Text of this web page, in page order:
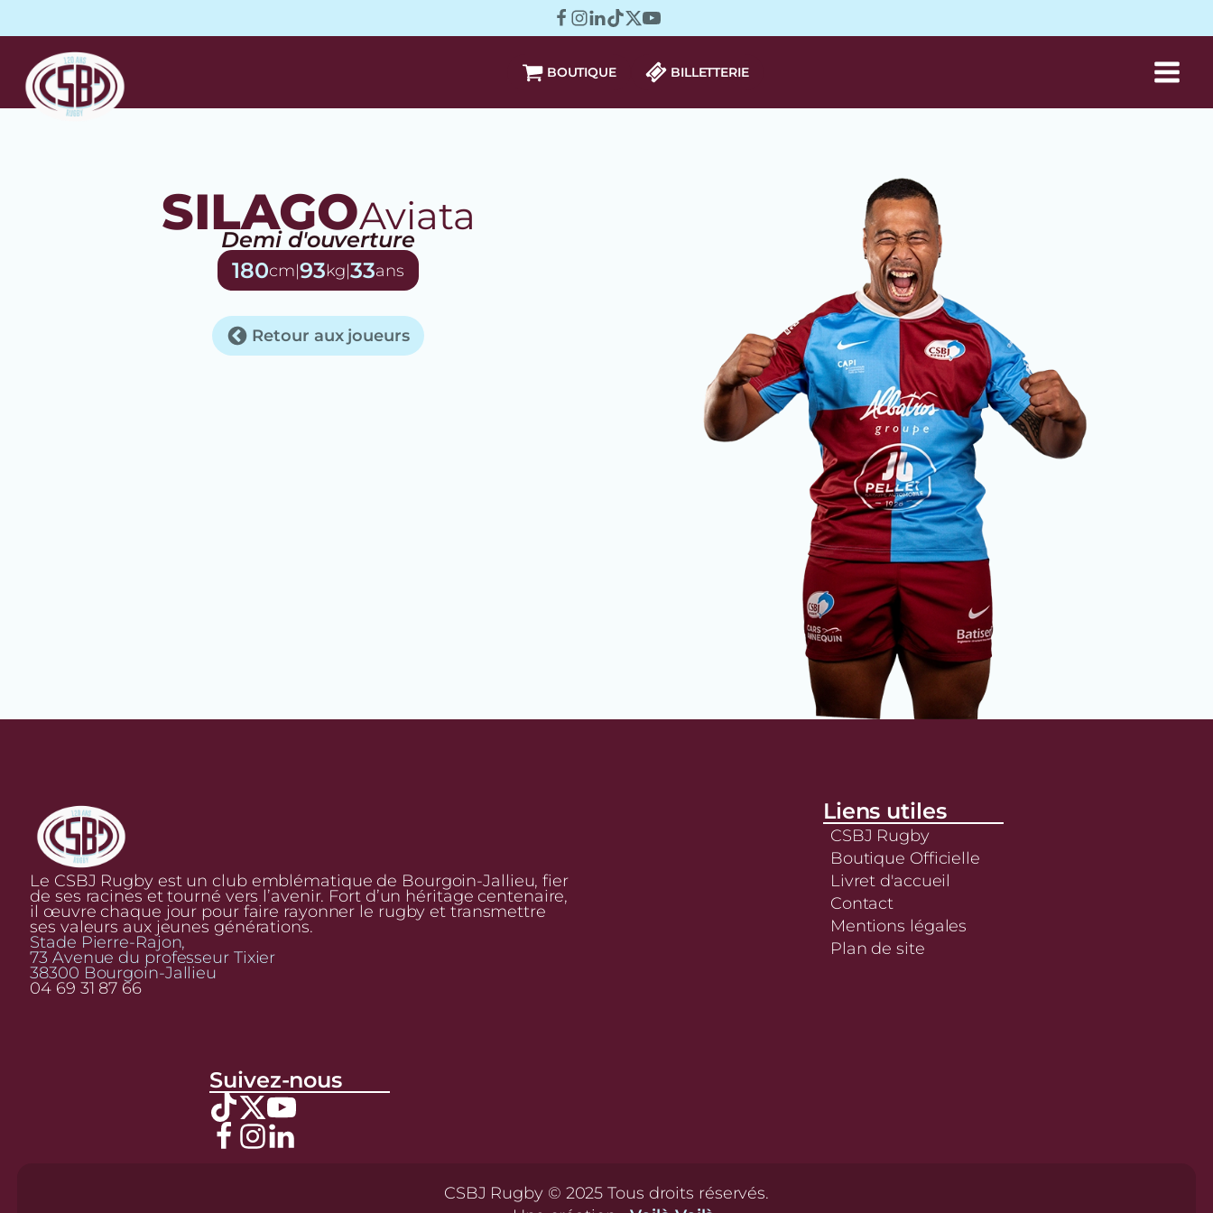
BOUTIQUE BILLETTERIE
SILAGOAviata
Demi d'ouverture
180cm|93kg|33ans
Retour aux joueurs
Le CSBJ Rugby est un club emblématique de Bourgoin-Jallieu, fier
de ses racines et tourné vers l’avenir. Fort d’un héritage centenaire,
il œuvre chaque jour pour faire rayonner le rugby et transmettre
ses valeurs aux jeunes générations.
Stade Pierre-Rajon,
73 Avenue du professeur Tixier
38300 Bourgoin-Jallieu
04 69 31 87 66
Liens utiles
CSBJ Rugby
Boutique Officielle
Livret d'accueil
Contact
Mentions légales
Plan de site
Suivez-nous
CSBJ Rugby © 2025 Tous droits réservés.